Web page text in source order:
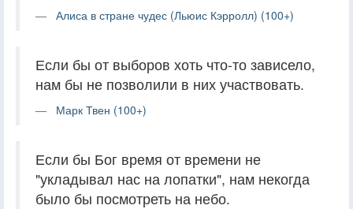
Алиса в стране чудес (Льюис Кэрролл) (100+)
Если бы от выборов хоть что-то зависело,
нам бы не позволили в них участвовать.
Марк Твен (100+)
Если бы Бог время от времени не
"укладывал нас на лопатки", нам некогда
было бы посмотреть на небо.